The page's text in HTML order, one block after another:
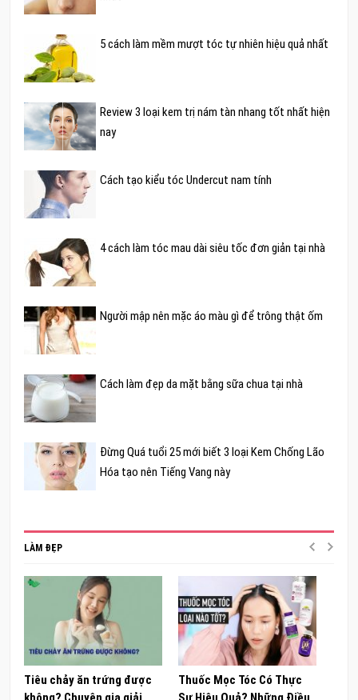
5 cách làm mềm mượt tóc tự nhiên hiệu quả nhất
Review 3 loại kem trị nám tàn nhang tốt nhất hiện
nay
Cách tạo kiểu tóc Undercut nam tính
4 cách làm tóc mau dài siêu tốc đơn giản tại nhà
Người mập nên mặc áo màu gì để trông thật ốm
Cách làm đẹp da mặt bằng sữa chua tại nhà
Đừng Quá tuổi 25 mới biết 3 loại Kem Chống Lão
Hóa tạo nên Tiếng Vang này
LÀM ĐẸP
Tiêu chảy ăn trứng được
Thuốc Mọc Tóc Có Thực